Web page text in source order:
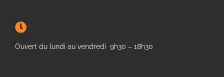
Ouvert du lundi au vendredi 9h30 – 18h30